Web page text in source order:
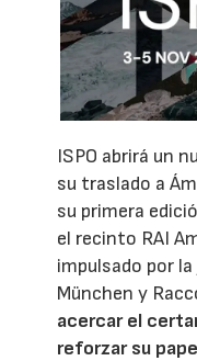
ISPO abrirá un
su traslado a
su primera
el recinto RAI
impulsado por
München y
acercar el
reforzar su